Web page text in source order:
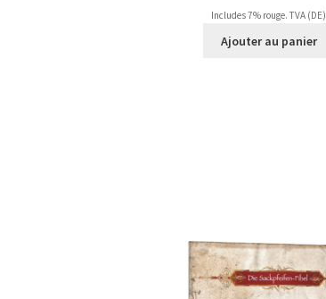
Includes 7% rouge. TVA (DE)
Ajouter au panier